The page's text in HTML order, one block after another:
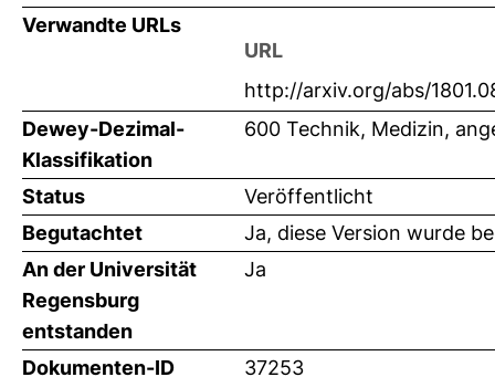
Verwandte URLs
URL
http://arxiv.org/abs/
Dewey-Dezimal-
Klassifikation
600 Technik, Medizin,
Status
Veröffentlicht
Begutachtet
Ja, diese Version wurde
An der Universität
Regensburg
entstanden
Ja
Dokumenten-ID 37253